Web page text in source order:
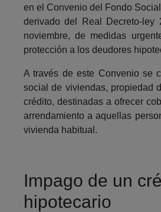
en el Convenio del Fondo
derivado del Real Decreto-ley
noviembre, de medidas
protección a los deudores
A través de este Convenio se
social de viviendas, propiedad
crédito, destinadas a ofrecer
arrendamiento a aquellas
vivienda habitual.
Impago de un
hipotecario